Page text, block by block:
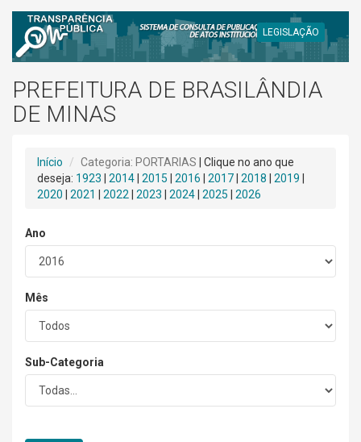
LEGISLAÇÃO
PREFEITURA DE BRASILÂNDIA
DE MINAS
Início Categoria: PORTARIAS | Clique no ano que
deseja: 1923 2014 2015 2016 2017 2018 2019
2020
2021 2022 2023 2024 2025 2026
Ano
Mês
Sub-Categoria